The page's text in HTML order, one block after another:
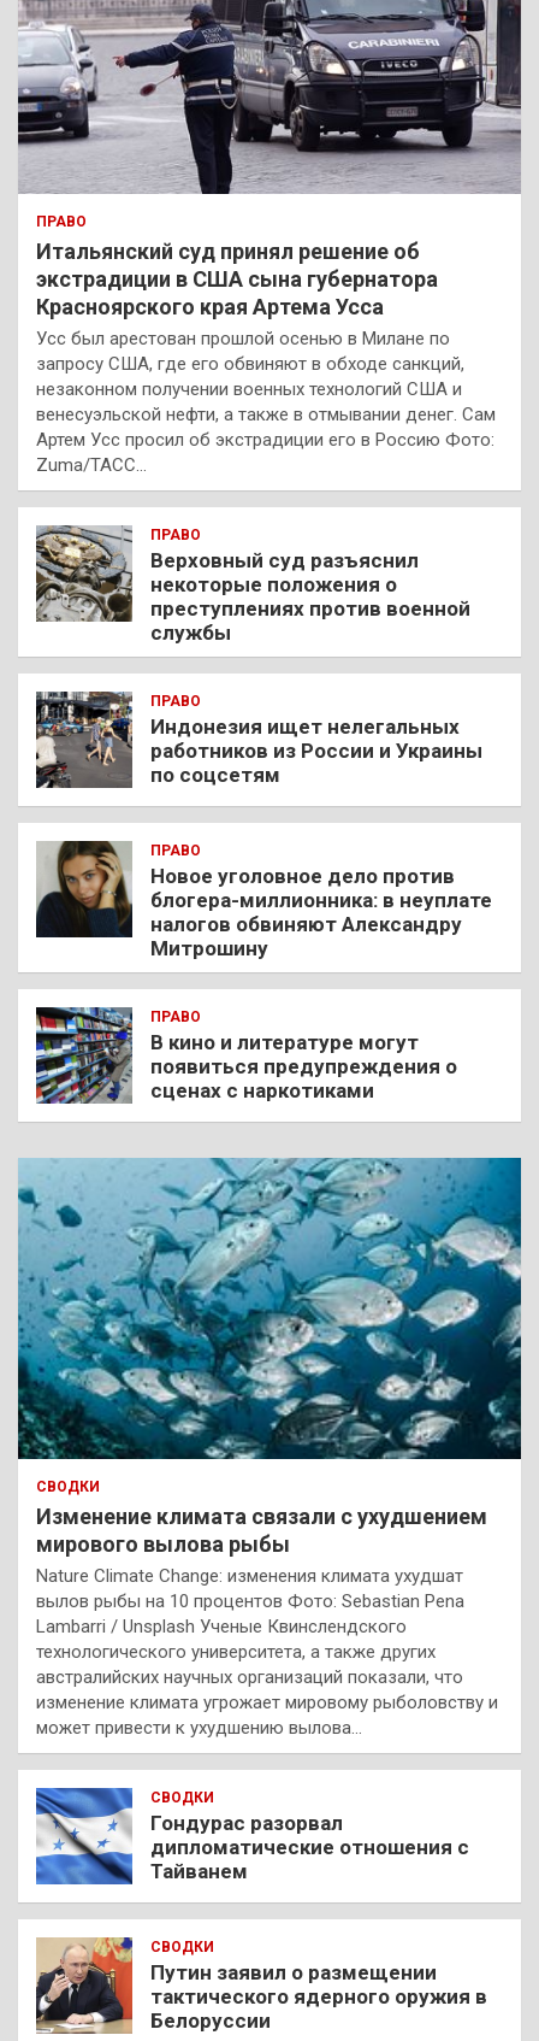
ПРАВО
Итальянский суд принял решение об
экстрадиции в США сына губернатора
Красноярского края Артема Усса
Усс был арестован прошлой осенью в Милане по
запросу США, где его обвиняют в обходе санкций,
незаконном получении военных технологий США и
венесуэльской нефти, а также в отмывании денег. Сам
Артем Усс просил об экстрадиции его в Россию Фото:
Zuma/ТАСС…
ПРАВО
Верховный суд разъяснил
некоторые положения о
преступлениях против военной
службы
ПРАВО
Индонезия ищет нелегальных
работников из России и Украины
по соцсетям
ПРАВО
Новое уголовное дело против
блогера-миллионника: в неуплате
налогов обвиняют Александру
Митрошину
ПРАВО
В кино и литературе могут
появиться предупреждения о
сценах с наркотиками
СВОДКИ
Изменение климата связали с ухудшением
мирового вылова рыбы
Nature Climate Change: изменения климата ухудшат
вылов рыбы на 10 процентов Фото: Sebastian Pena
Lambarri / Unsplash Ученые Квинслендского
технологического университета, а также других
австралийских научных организаций показали, что
изменение климата угрожает мировому рыболовству и
может привести к ухудшению вылова…
СВОДКИ
Гондурас разорвал
дипломатические отношения с
Тайванем
СВОДКИ
Путин заявил о размещении
тактического ядерного оружия в
Белоруссии